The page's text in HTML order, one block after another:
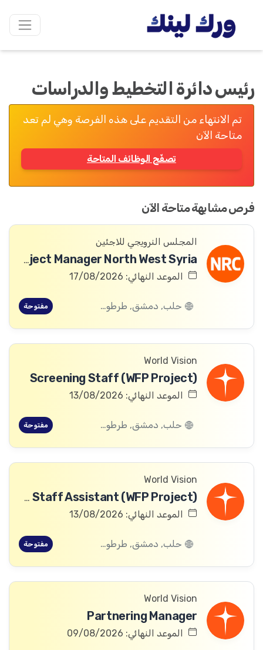
رئيس دائرة التخطيط والدراسات
تم الانتهاء من التقديم على هذه الفرصة وهي لم تعد
متاحة الآن
تصفّح الوظائف المتاحة
فرص مشابهة متاحة الآن
المجلس النرويجي للاجئين
ICLA Project Manager North West Syria
الموعد النهائي: 17/08/2026
حلب, دمشق, طرطوس, ريف دمشق, ديرالزور, درعا, السويداء, إدلب, القنيطرة, اللاذقية, الرقة, حمص, الحسكة, حماة مفتوحة
World Vision
Screening Staff (WFP Project)
الموعد النهائي: 13/08/2026
حلب, دمشق, طرطوس, ريف دمشق, ديرالزور, درعا, السويداء, إدلب, القنيطرة, اللاذقية, الرقة, حمص, الحسكة, حماة مفتوحة
World Vision
Community Committee Follow-up Staff Assistant (WFP Project)
الموعد النهائي: 13/08/2026
حلب, دمشق, طرطوس, ريف دمشق, ديرالزور, درعا, السويداء, إدلب, القنيطرة, اللاذقية, الرقة, حمص, الحسكة, حماة مفتوحة
World Vision
Partnering Manager
الموعد النهائي: 09/08/2026